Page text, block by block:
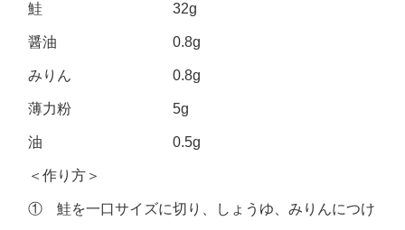
鮭 32g
醤油 0.8g
みりん 0.8g
薄力粉 5g
油 0.5g
＜作り方＞
① 鮭を一口サイズに切り、しょうゆ、みりんにつけ